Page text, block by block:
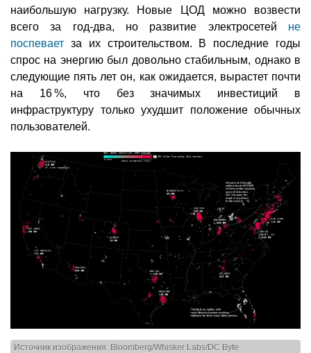
наибольшую нагрузку. Новые ЦОД можно возвести
всего за год-два, но развитие электросетей не
поспевает за их строительством. В последние годы
спрос на энергию был довольно стабильным, однако в
следующие пять лет он, как ожидается, вырастет почти
на 16 %, что без значимых инвестиций в
инфраструктуру только ухудшит положение обычных
пользователей.
Источник изображения: Bloomberg/Whisker Labs/DC Byte